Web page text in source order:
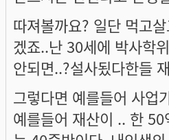
따져볼까요? 일단 먹고
겠죠..난 30세에 박사학
안되면..?설사됬다한들
그렇다면 예를들어 사업
예를들어 재산이 .. 한